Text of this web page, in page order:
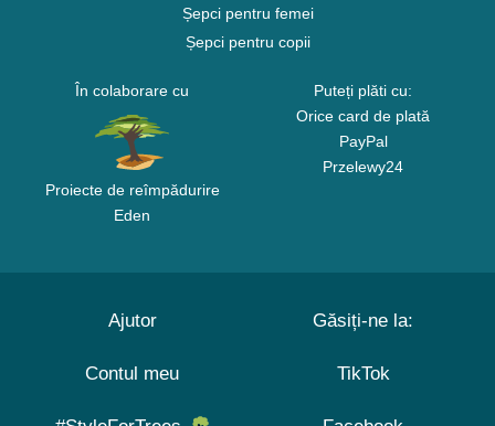
Șepci pentru femei
Șepci pentru copii
În colaborare cu
Proiecte de reîmpădurire
Eden
Puteți plăti cu:
Orice card de plată
PayPal
Przelewy24
Ajutor
Contul meu
Găsiți-ne la:
TikTok